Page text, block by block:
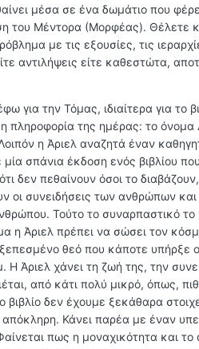
μέσα σε ένα δωμάτιο που
του Μέντορα (Μορφέας). Θέλετε
με τις εξουσίες, τις
αντιλήψεις είτε καθεστώτα,
για την Τόμας, ιδιαίτερα για το
πληροφορία της ημέρας: το όνομα
η Άριελ αναζητά έναν
σπάνια έκδοση ενός βιβλίου
δεν πεθαίνουν όσοι το
οι συνειδήσεις των ανθρώπων
Τούτο το συναρπαστικό το
η Άριελ πρέπει να σώσει τον
θεό που κάποτε υπήρξε
Άριελ χάνει τη ζωή της, την
από κάτι πολύ μικρό, όπως,
δεν έχουμε ξεκάθαρα
Κάνει παρέα με έναν
πως η μοναχικότητα και το